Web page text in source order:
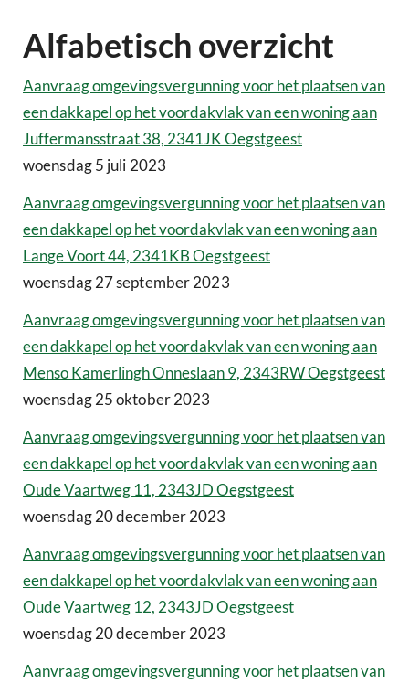
Alfabetisch overzicht
Aanvraag omgevingsvergunning voor het plaatsen van
een dakkapel op het voordakvlak van een woning aan
Juffermansstraat 38, 2341JK Oegstgeest
woensdag 5 juli 2023
Aanvraag omgevingsvergunning voor het plaatsen van
een dakkapel op het voordakvlak van een woning aan
Lange Voort 44, 2341KB Oegstgeest
woensdag 27 september 2023
Aanvraag omgevingsvergunning voor het plaatsen van
een dakkapel op het voordakvlak van een woning aan
Menso Kamerlingh Onneslaan 9, 2343RW Oegstgeest
woensdag 25 oktober 2023
Aanvraag omgevingsvergunning voor het plaatsen van
een dakkapel op het voordakvlak van een woning aan
Oude Vaartweg 11, 2343JD Oegstgeest
woensdag 20 december 2023
Aanvraag omgevingsvergunning voor het plaatsen van
een dakkapel op het voordakvlak van een woning aan
Oude Vaartweg 12, 2343JD Oegstgeest
woensdag 20 december 2023
Aanvraag omgevingsvergunning voor het plaatsen van